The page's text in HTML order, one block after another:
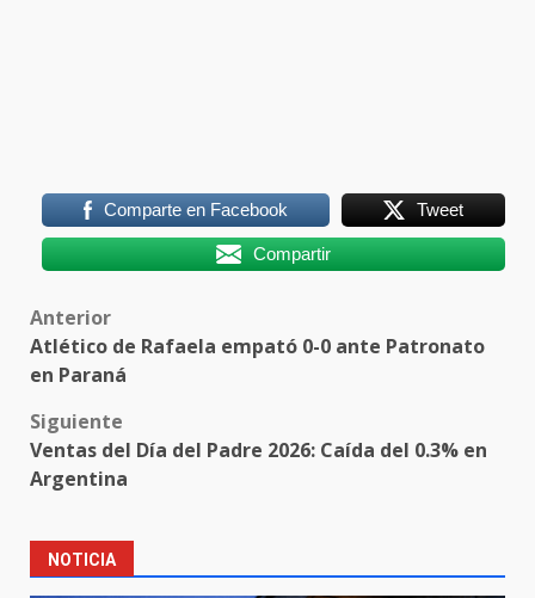
Comparte en Facebook Tweet
Compartir
Post
navigation
Anterior
Atlético de Rafaela empató 0-0 ante Patronato
en Paraná
Siguiente
Ventas del Día del Padre 2026: Caída del 0.3% en
Argentina
NOTICIA